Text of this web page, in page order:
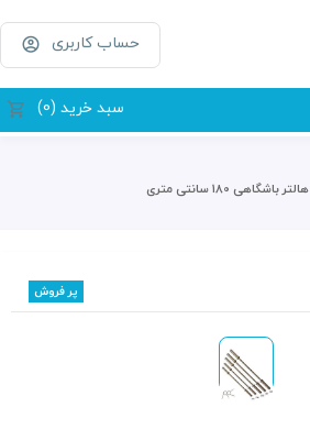
حساب کاربری
سبد خرید (0)
هالتر باشگاهی 180 سانتی متری
پر فروش